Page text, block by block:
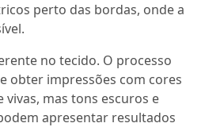
perto das bordas, onde a
no tecido. O processo
obter impressões com cores
mas tons escuros e
apresentar resultados